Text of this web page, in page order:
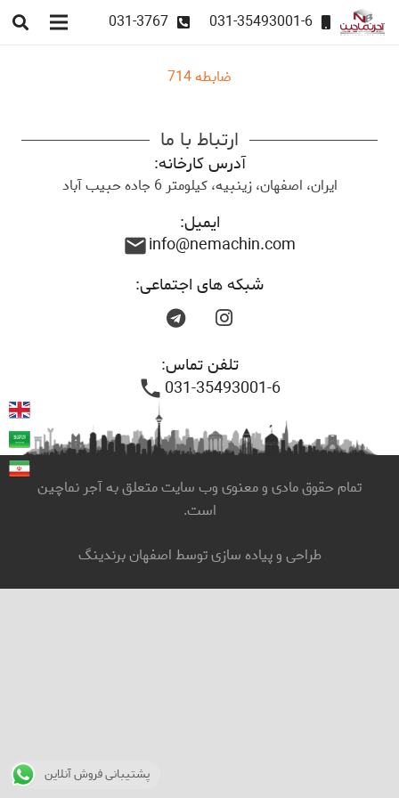
031-35493001-6
031-3767
ضابطه 714
ارتباط با ما
آدرس کارخانه:
ایران، اصفهان، زینبیه، کیلومتر 6 جاده حبیب آباد
ایمیل:
info@nemachin.com
mail
شبکه های اجتماعی:
تلفن تماس:
031-35493001-6
phone
تمام حقوق مادی و معنوی وب سایت متعلق به آجر نماچین
است.
طراحی و پیاده سازی توسطاصفهان برندینگ
پشتیبانی فروش آنلاین